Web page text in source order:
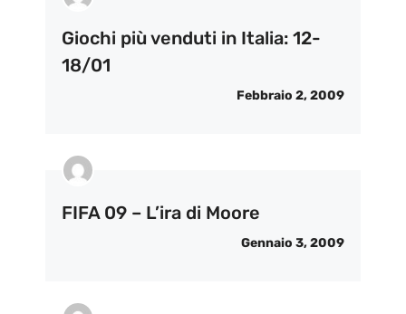
Giochi più venduti in Italia: 12-
18/01
Febbraio 2, 2009
FIFA 09 – L’ira di Moore
Gennaio 3, 2009